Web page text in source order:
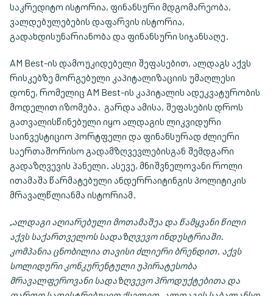
საკრედიტო ისტორია, ფინანსური მდგომარეობა,
ვალდებულებების დაფარვის ისტორია,
გადახდისუნარიანობა და ფინანსური სიჯანსაღე.
AM Best-ის დამოუკიდებელი შეფასებით, ალდაგს აქვს
რისკებზე მორგებული კაპიტალიზაციის უმაღლესი
დონე, რომელიც AM Best-ის კაპიტალის ადეკვატურობის
მოდელით იზომება. გარდა ამისა, შეფასების დროს
გათვალისწინებული იყო ალდაგის ლიკვიდური
საინვესტიციო პორტფელი და ფინანსურად ძლიერი
საერთაშორისო გადამზღვევლებისგან შემდგარი
გადაზღვევის პანელი. ასევე, მნიშვნელოვანი როლი
ითამაშა წარმატებული ანდერრაიტინგის პოლიტიკის
მრავალწლიანმა ისტორიამ.
„ალდაგი აღიარებული მოთამაშეა და წამყვანი წილი
აქვს საქართველოს სადაზღვევო ინდუსტრიაში.
კომპანია ცნობილია თავისი ძლიერი ბრენდით. აქვს
სოლიდური კონკურენტული უპირატესობა
მრავალფეროვანი სადაზღვევო პროდუქტებითა და